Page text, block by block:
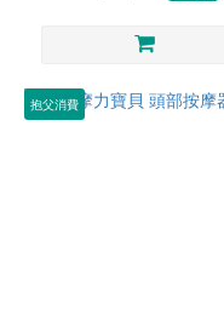
抱父消費